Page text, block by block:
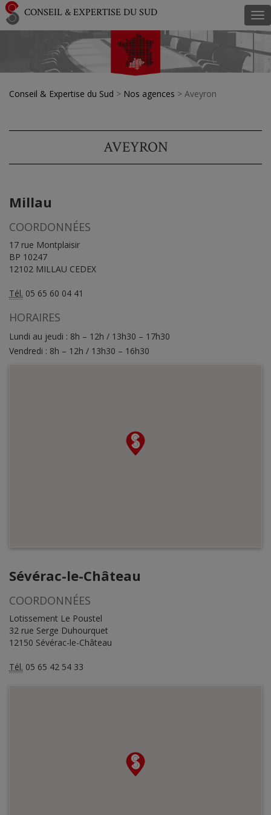
CONSEIL & EXPERTISE DU SUD
Conseil & Expertise du Sud > Nos agences > Aveyron
AVEYRON
Millau
COORDONNÉES
17 rue Montplaisir
BP 10247
12102 MILLAU CEDEX
Tél. 05 65 60 04 41
HORAIRES
Lundi au jeudi : 8h – 12h / 13h30 – 17h30
Vendredi : 8h – 12h / 13h30 – 16h30
Sévérac-le-Château
COORDONNÉES
Lotissement Le Poustel
32 rue Serge Duhourquet
12150 Sévérac-le-Château
Tél. 05 65 42 54 33